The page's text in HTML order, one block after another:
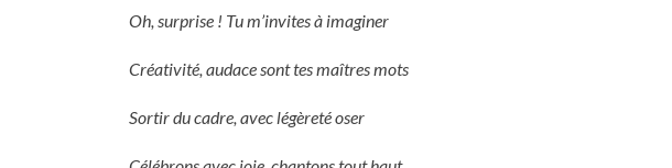
Oh, surprise ! Tu m’invites à imaginer
Créativité, audace sont tes maîtres mots
Sortir du cadre, avec légèreté oser